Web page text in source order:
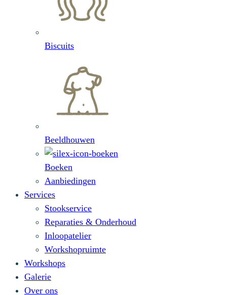
Biscuits
Beeldhouwen
Boeken
Aanbiedingen
Services
Stookservice
Reparaties & Onderhoud
Inloopatelier
Workshopruimte
Workshops
Galerie
Over ons